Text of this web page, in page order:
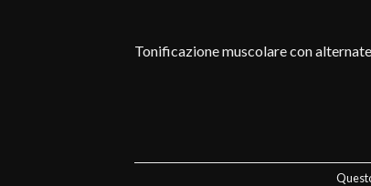
Tonificazione muscolare con